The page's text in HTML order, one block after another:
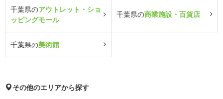
千葉県のアウトレット・ショ
ッピングモール
千葉県の商業施設・百貨店
千葉県の美術館
その他のエリアから探す